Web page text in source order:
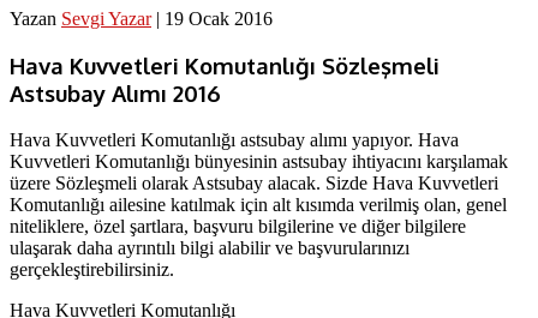
Yazan Sevgi Yazar| 19 Ocak 2016
Hava Kuvvetleri Komutanlığı Sözleşmeli
Astsubay Alımı 2016
Hava Kuvvetleri Komutanlığı astsubay alımı yapıyor. Hava
Kuvvetleri Komutanlığı bünyesinin astsubay ihtiyacını karşılamak
üzere Sözleşmeli olarak Astsubay alacak. Sizde Hava Kuvvetleri
Komutanlığı ailesine katılmak için alt kısımda verilmiş olan, genel
niteliklere, özel şartlara, başvuru bilgilerine ve diğer bilgilere
ulaşarak daha ayrıntılı bilgi alabilir ve başvurularınızı
gerçekleştirebilirsiniz.
Hava Kuvvetleri Komutanlığı